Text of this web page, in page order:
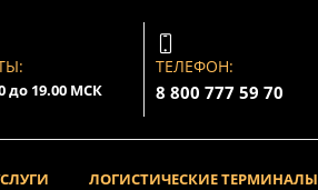
до 19.00 МСК
ТЕЛЕФОН:
8 800 777 59 70
ЛОГИСТИЧЕСКИЕ ТЕРМИНАЛЫ